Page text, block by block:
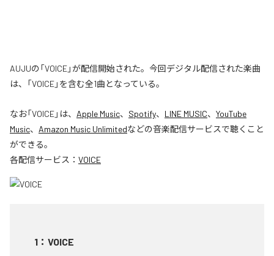
AUJUの「VOICE」が配信開始された。今回デジタル配信された楽曲
は、「VOICE」を含む全1曲となっている。
なお「VOICE」は、 Apple Music、 Spotify、 LINE MUSIC、 YouTube
Music、 Amazon Music Unlimitedなどの音楽配信サービスで聴くこと
ができる。
各配信サービス： VOICE
1 ： VOICE